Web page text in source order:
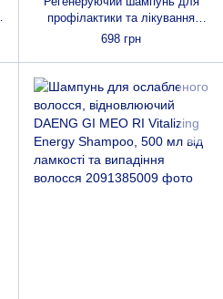
профілактики та лікування
випадіння волосся DAENG GI
Shampoo, 500 мл
698 грн